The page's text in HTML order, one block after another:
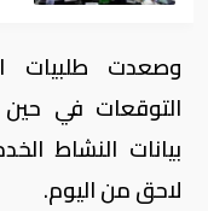
وصعدت طلبيات
التوقعات في
بيانات النشاط
لاحق من اليوم.